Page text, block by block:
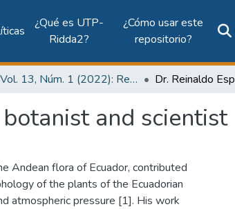
¿Qué es UTP-
Ridda2?
¿Cómo usar este
repositorio?
Vol. 13, Núm. 1 (2022): Revista Prisma Tecnológico
and scientist
Andean flora of Ecuador, contributed
of the plants of the Ecuadorian
atmospheric pressure [1]. His work